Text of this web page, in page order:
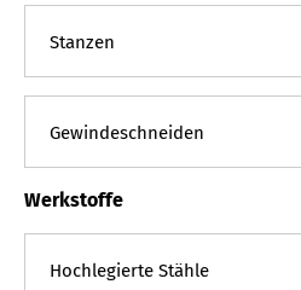
Werkstoffe